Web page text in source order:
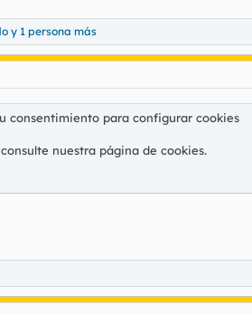
y 1 persona más
consentimiento para configurar cookies
nuestra página de cookies.